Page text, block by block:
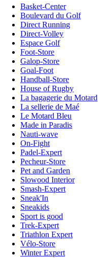
Basket-Center
Boulevard du Golf
Direct Running
Direct-Volley
Espace Golf
Foot-Store
Galop-Store
Goal-Foot
Handball-Store
House of Rugby
La bagagerie du Motard
La sellerie de Maé
Le Motard Bleu
Made in Paradis
Nauti-wave
On-Fight
Padel-Expert
Pecheur-Store
Pet and Garden
Slowood Interior
Smash-Expert
Sneak'In
Sneakids
Sport is good
Trek-Expert
Triathlon Expert
Vélo-Store
Winter Expert